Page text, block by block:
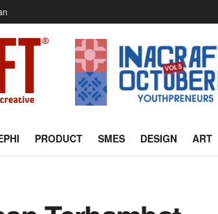
PRODUCT SMES DESIGN ART